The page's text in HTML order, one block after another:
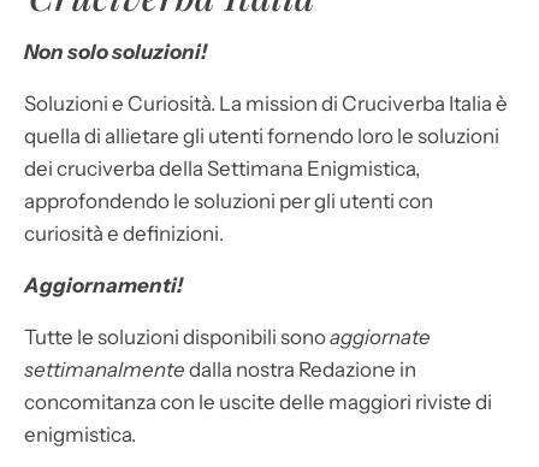
Non solo soluzioni!
Soluzioni e Curiosità. La mission di Cruciverba Italia è
quella di allietare gli utenti fornendo loro le soluzioni
dei cruciverba della Settimana Enigmistica,
approfondendo le soluzioni per gli utenti con
curiosità e definizioni.
Aggiornamenti!
Tutte le soluzioni disponibili sonoaggiornate
settimanalmente dalla nostra Redazione in
concomitanza con le uscite delle maggiori riviste di
enigmistica.